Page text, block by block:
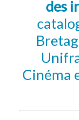
des
Cinéma